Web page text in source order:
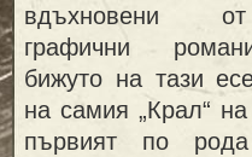
вдъхновени
графични
бижуто на тази
на самия „Крал“
първият по